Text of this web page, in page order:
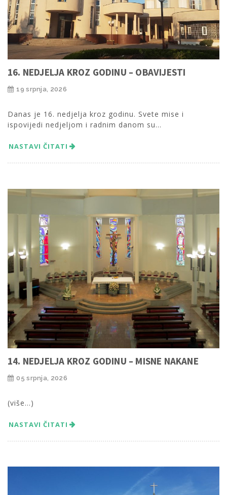
16. NEDJELJA KROZ GODINU – OBAVIJESTI
19 srpnja, 2026
Danas je 16. nedjelja kroz godinu. Svete mise i
ispovijedi nedjeljom i radnim danom su...
NASTAVI ČITATI
14. NEDJELJA KROZ GODINU – MISNE NAKANE
05 srpnja, 2026
(više…)
NASTAVI ČITATI